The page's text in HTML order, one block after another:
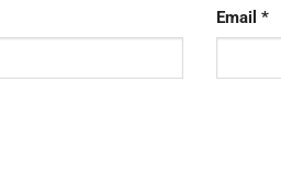
Email*